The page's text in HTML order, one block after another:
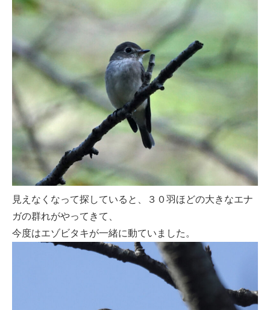
見えなくなって探していると、３０羽ほどの大きなエナ
ガの群れがやってきて、
今度はエゾビタキが一緒に動ていました。